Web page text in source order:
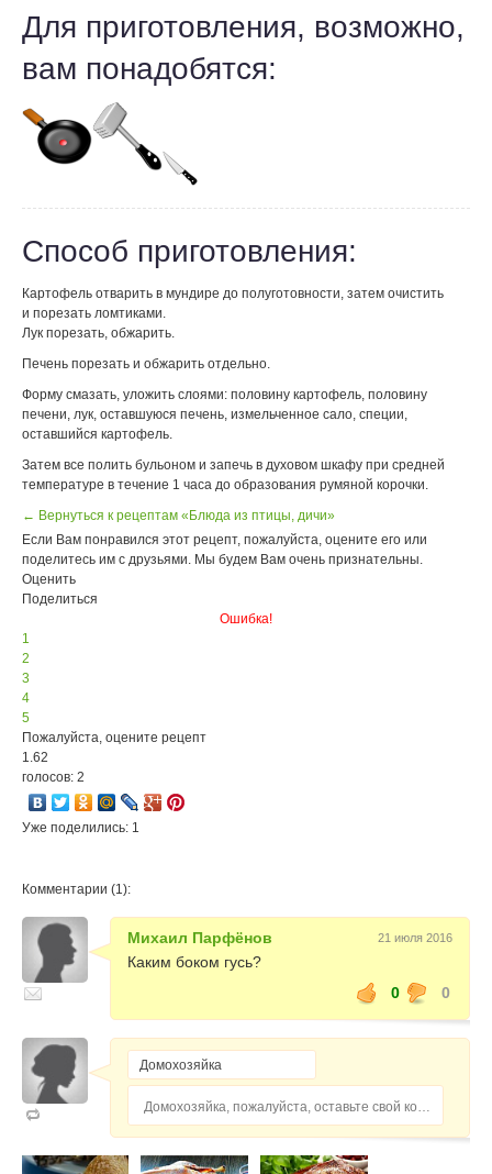
Для приготовления, возможно,
вам понадобятся:
Способ приготовления:
Картофель отварить в мундире до полуготовности, затем очистить
и порезать ломтиками.
Лук порезать, обжарить.
Печень порезать и обжарить отдельно.
Форму смазать, уложить слоями: половину картофель, половину
печени, лук, оставшуюся печень, измельченное сало, специи,
оставшийся картофель.
Затем все полить бульоном и запечь в духовом шкафу при средней
температуре в течение 1 часа до образования румяной корочки.
← Вернуться к рецептам «Блюда из птицы, дичи»
Если Вам понравился этот рецепт, пожалуйста, оцените его или
поделитесь им с друзьями. Мы будем Вам очень признательны.
Оценить
Поделиться
Ошибка!
1
2
3
4
5
Пожалуйста, оцените рецепт
1.62
голосов: 2
Уже поделились: 1
Комментарии (1):
Михаил Парфёнов 21 июля 2016
Каким боком гусь?
0
0
Домохозяйка, пожалуйста, оставьте свой комментарий...